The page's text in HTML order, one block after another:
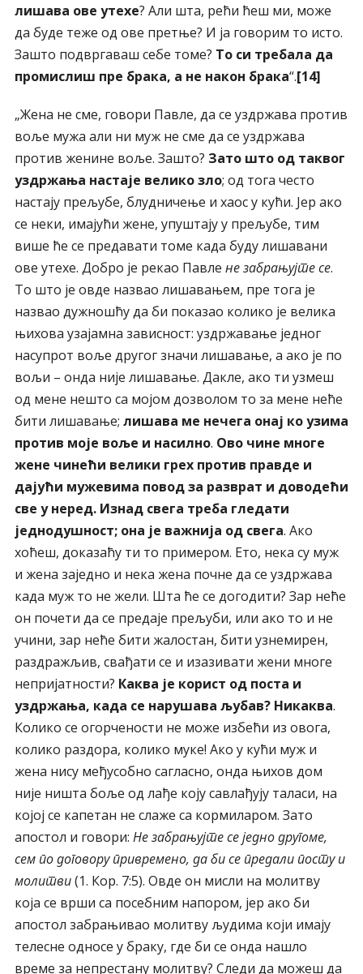
лишава ове утехе? Али шта, рећи ћеш ми, може
да буде теже од ове претње? И ја говорим то исто.
Зашто подвргаваш себе томе? То си требала да
промислиш пре брака, а не након брака“.[14]
„Жена не сме, говори Павле, да се уздржава против
воље мужа али ни муж не сме да се уздржава
против женине воље. Зашто? Зато што од таквог
уздржања настаје велико зло; од тога често
настају прељубе, блудничење и хаос у кући. Јер ако
се неки, имајући жене, упуштају у прељубе, тим
више ће се предавати томе када буду лишавани
ове утехе. Добро је рекао Павле не забрањујте се.
То што је овде назвао лишавањем, пре тога је
назвао дужношћу да би показао колико је велика
њихова узајамна зависност: уздржавање једног
насупрот воље другог значи лишавање, а ако је по
вољи – онда није лишавање. Дакле, ако ти узмеш
од мене нешто са мојом дозволом то за мене неће
бити лишавање; лишава ме нечега онај ко узима
против моје воље и насилно. Ово чине многе
жене чинећи велики грех против правде и
дајући мужевима повод за разврат и доводећи
све у неред. Изнад свега треба гледати
једнодушност; она је важнија од свега. Ако
хоћеш, доказаћу ти то примером. Ето, нека су муж
и жена заједно и нека жена почне да се уздржава
када муж то не жели. Шта ће се догодити? Зар неће
он почети да се предаје прељуби, или ако то и не
учини, зар неће бити жалостан, бити узнемирен,
раздражљив, свађати се и изазивати жени многе
непријатности? Каква је корист од поста и
уздржања, када се нарушава љубав? Никаква.
Колико се огорчености не може избећи из овога,
колико раздора, колико муке! Ако у кући муж и
жена нису међусобно сагласно, онда њихов дом
није ништа боље од лађе коју савлађују таласи, на
којој се капетан не слаже са кормиларом. Зато
апостол и говори: Не забрањујте се једно другоме,
сем по договору привремено, да би се предали посту и
молитви(1. Кор. 7:5). Овде он мисли на молитву
која се врши са посебним напором, јер ако би
апостол забрањивао молитву људима који имају
телесне односе у браку, где би се онда нашло
време за непрестану молитву? Следи да можеш да